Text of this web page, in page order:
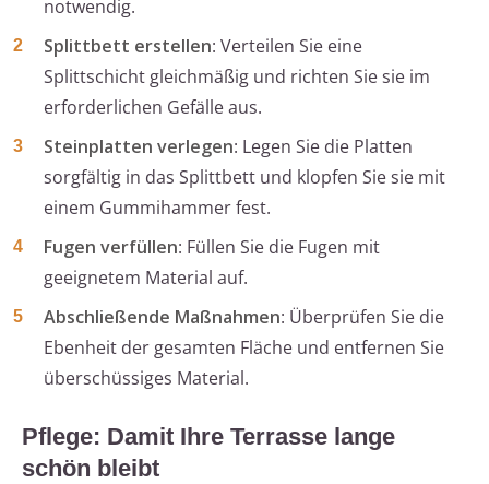
notwendig.
Splittbett erstellen: Verteilen Sie eine
Splittschicht gleichmäßig und richten Sie sie im
erforderlichen Gefälle aus.
Steinplatten verlegen: Legen Sie die Platten
sorgfältig in das Splittbett und klopfen Sie sie mit
einem Gummihammer fest.
Fugen verfüllen: Füllen Sie die Fugen mit
geeignetem Material auf.
Abschließende Maßnahmen: Überprüfen Sie die
Ebenheit der gesamten Fläche und entfernen Sie
überschüssiges Material.
Pflege: Damit Ihre Terrasse lange
schön bleibt